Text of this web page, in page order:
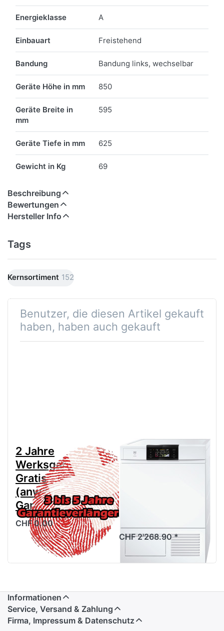
Energieklasse A
Einbauart Freistehend
Bandung Bandung links, wechselbar
Geräte Höhe in mm 850
Geräte Breite in
mm
595
Geräte Tiefe in mm 625
Gewicht in Kg 69
Beschreibung
Bewertungen
Hersteller Info
Tags
Kernsortiment 152
Benutzer, die diesen Artikel gekauft
haben, haben auch gekauft
2 Jahre
Werksgarantie
Gratis
(anwählen für
Garantieverlängerung)
CHF 0.00
V-ZUG
Wäschetrockner
CHF 2'268.90 *
Informationen
Service, Versand & Zahlung
Firma, Impressum & Datenschutz